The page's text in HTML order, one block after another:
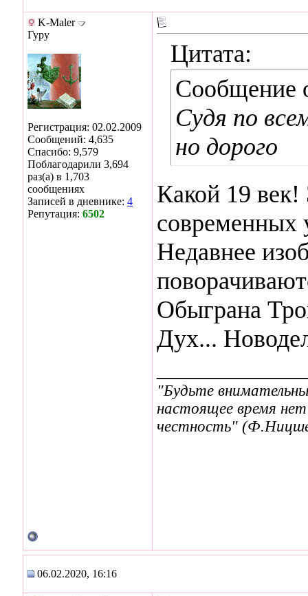
K-Maler
Гуру
Регистрация: 02.02.2009
Сообщений: 4,635
Спасибо: 9,579
Поблагодарили 3,694
раз(а) в 1,703
сообщениях
Записей в дневнике: 4
Репутация: 6502
Цитата:
Сообщение
Судя по
но дорого
Какой 19
современных
Недавнее
Обыграна
Дух...
"Будьте
настоящее время
честность"
06.02.2020, 16:16